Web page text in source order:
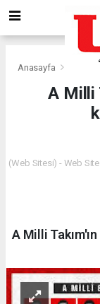
Anasayfa
A Milli
(Web Sitesi) - Web
A Milli